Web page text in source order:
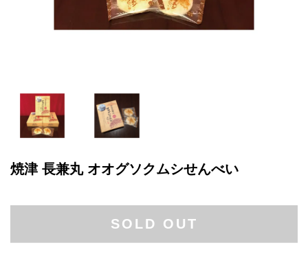
焼津 長兼丸 オオグソクムシせんべい
SOLD OUT